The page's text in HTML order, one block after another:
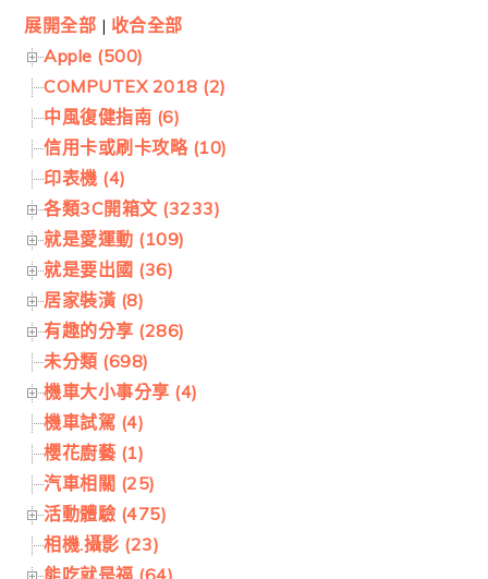
展開全部 | 收合全部
Apple (500)
COMPUTEX 2018 (2)
中風復健指南 (6)
信用卡或刷卡攻略 (10)
印表機 (4)
各類3C開箱文 (3233)
就是愛運動 (109)
就是要出國 (36)
居家裝潢 (8)
有趣的分享 (286)
未分類 (698)
機車大小事分享 (4)
機車試駕 (4)
櫻花廚藝 (1)
汽車相關 (25)
活動體驗 (475)
相機.攝影 (23)